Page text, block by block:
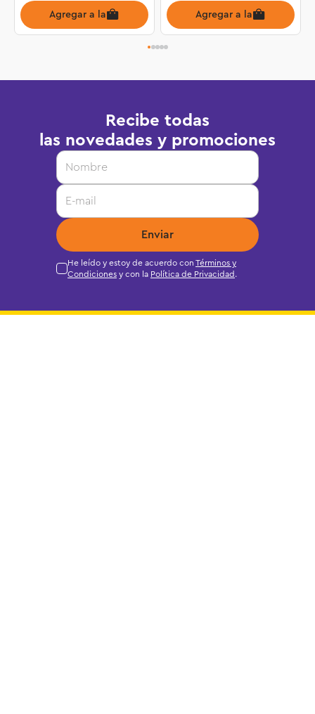
Agregar a la bolsa Agregar a la bolsa
Recibe todas
las novedades y promociones
Enviar
He leído y estoy de acuerdo con Términos y
Condiciones y con la Política de Privacidad .